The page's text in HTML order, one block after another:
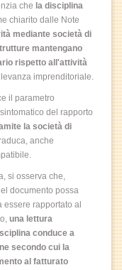
che la disciplina
chiarito dalle Note
mediante società di
mantengano
rispetto all'attività
imprenditoriale.
il parametro
del rapporto
la società di
anche
si osserva che,
documento possa
rapportato al
una lettura
conduce a
secondo cui la
al fatturato